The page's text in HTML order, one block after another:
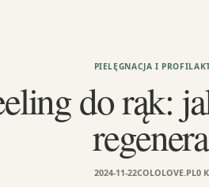
PIELĘGNACJA I
do rąk:
2024-11-22COLOLOVE.PL0